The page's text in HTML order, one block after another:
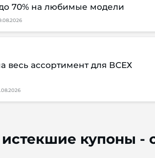
70% на любимые модели
весь ассортимент для ВСЕХ
купоны -